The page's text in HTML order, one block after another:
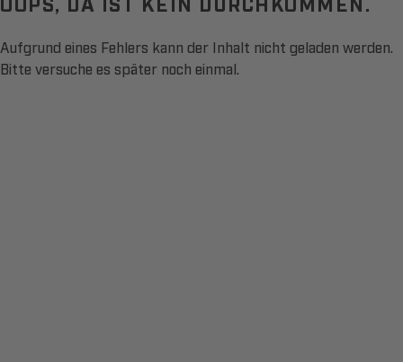
Aufgrund eines Fehlers kann der Inhalt nicht geladen werden.
Bitte versuche es später noch einmal.